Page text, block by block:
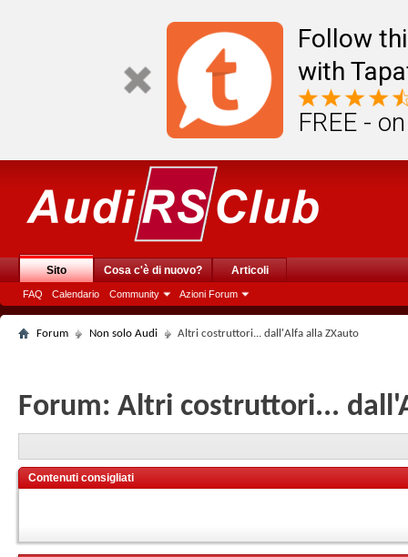
Follow
with
FREE -
Sito
FAQ Calendario Community Azioni Forum
Cosa c'è di nuovo? Articoli
Forum Non solo Audi Altri costruttori... dall'Alfa alla ZXauto
Forum: Altri costruttori...
Contenuti consigliati